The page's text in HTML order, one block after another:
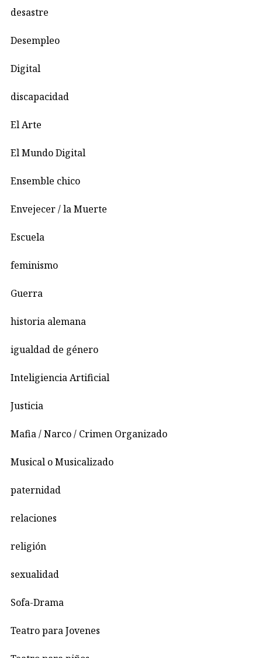
desastre
Desempleo
Digital
discapacidad
El Arte
El Mundo Digital
Ensemble chico
Envejecer / la Muerte
Escuela
feminismo
Guerra
historia alemana
igualdad de género
Inteligiencia Artificial
Justicia
Mafia / Narco / Crimen Organizado
Musical o Musicalizado
paternidad
relaciones
religión
sexualidad
Sofa-Drama
Teatro para Jovenes